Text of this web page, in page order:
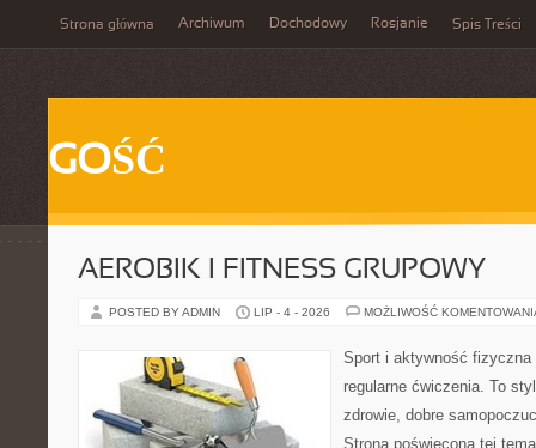
Strona główna Archiwum Dochodowy Rosjanie Spis Treści
GOŚĆ
AEROBIK I FITNESS GRUPOWY
POSTED BY ADMIN LIP - 4 - 2026 MOŻLIWOŚĆ
Sport i aktywność
regularne ćwiczenia. To
zdrowie, dobre
Strona poświęcona tej